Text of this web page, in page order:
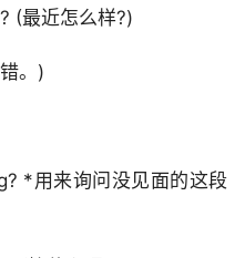
(最近怎么样?)
。)
*用来询问没见面的这段